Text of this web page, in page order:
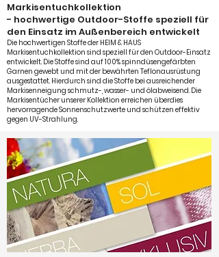
Markisentuchkollektion
- hochwertige Outdoor-Stoffe speziell für
den Einsatz im Außenbereich entwickelt
Die hochwertigen Stoffe der HEIM & HAUS
Markisentuchkollektion sind speziell für den Outdoor-Einsatz
entwickelt. Die Stoffe sind auf 100% spinndüsengefärbten
Garnen gewebt und mit der bewährten Teflonausrüstung
ausgestattet. Hierdurch sind die Stoffe bei ausreichender
Markisenneigung schmutz-, wasser- und ölabweisend. Die
Markisentücher unserer Kollektion erreichen überdies
hervorragende Sonnenschutzwerte und schützen effektiv
gegen UV-Strahlung.